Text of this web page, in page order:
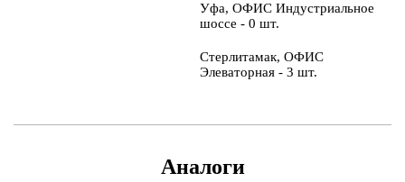
Уфа, ОФИС Индустриальное
шоссе - 0 шт.
Стерлитамак, ОФИС
Элеваторная - 3 шт.
Аналоги